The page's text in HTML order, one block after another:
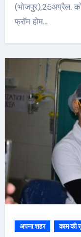
(भोजपुर),25अप्रैल.
फ्रॉम होम…
अपना शहर काम की